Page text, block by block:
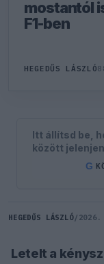
mostantól
F1-ben
HEGEDŰS LÁSZLÓ
Itt állítsd be,
között
G
HEGEDŰS LÁSZLÓ/
Letelt a